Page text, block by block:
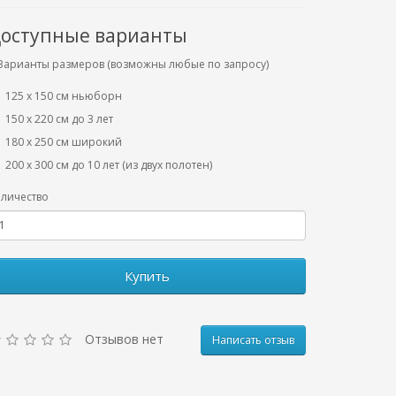
варианты
размеров (возможны любые по запросу)
125 x 150 см ньюборн
150 х 220 см до 3 лет
180 х 250 см широкий
200 х 300 см до 10 лет (из двух полотен)
Купить
Отзывов нет Написать отзыв